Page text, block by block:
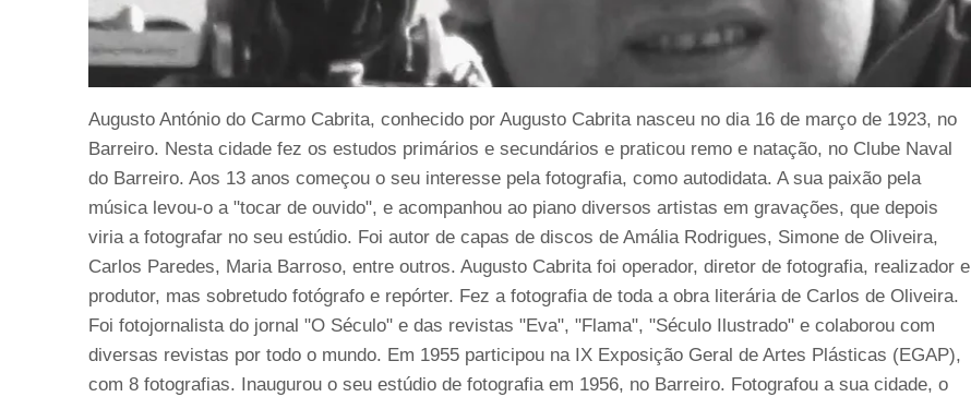
Augusto António do Carmo Cabrita, conhecido por Augusto Cabrita nasceu no dia 16 de março de 1923, no
Barreiro. Nesta cidade fez os estudos primários e secundários e praticou remo e natação, no Clube Naval
do Barreiro. Aos 13 anos começou o seu interesse pela fotografia, como autodidata. A sua paixão pela
música levou-o a "tocar de ouvido", e acompanhou ao piano diversos artistas em gravações, que depois
viria a fotografar no seu estúdio. Foi autor de capas de discos de Amália Rodrigues, Simone de Oliveira,
Carlos Paredes, Maria Barroso, entre outros. Augusto Cabrita foi operador, diretor de fotografia, realizador e
produtor, mas sobretudo fotógrafo e repórter. Fez a fotografia de toda a obra literária de Carlos de Oliveira.
Foi fotojornalista do jornal "O Século" e das revistas "Eva", "Flama", "Século Ilustrado" e colaborou com
diversas revistas por todo o mundo. Em 1955 participou na IX Exposição Geral de Artes Plásticas (EGAP),
com 8 fotografias. Inaugurou o seu estúdio de fotografia em 1956, no Barreiro. Fotografou a sua cidade, o